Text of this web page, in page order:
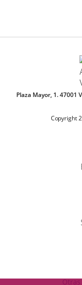
Plaza Mayor, 1. 47001
Copyright